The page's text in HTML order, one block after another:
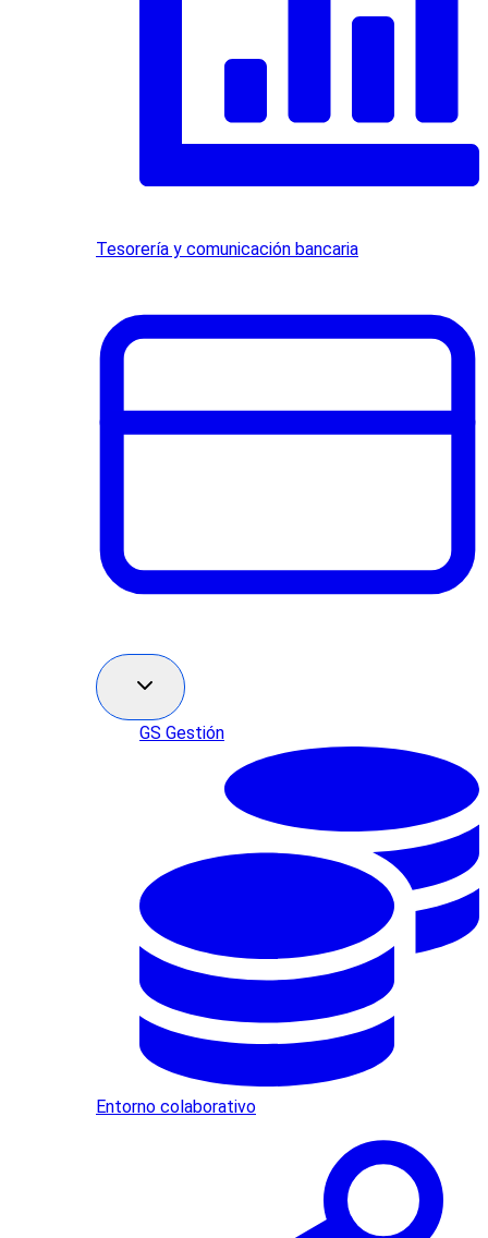
Tesorería y comunicación bancaria
GS Gestión
Entorno colaborativo